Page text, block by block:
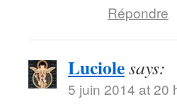
Répondre
Luciolesays:
5 juin 2014 at 20